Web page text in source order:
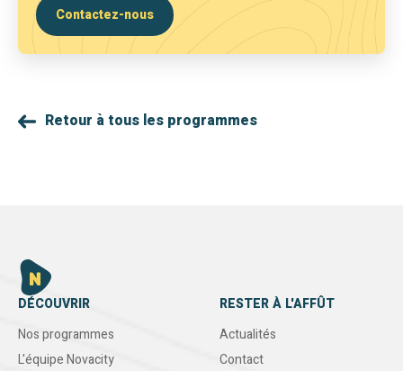
Contactez-nous
Retour à tous les programmes
DÉCOUVRIR
Nos programmes
L'équipe Novacity
RESTER À L'AFFÛT
Actualités
Contact